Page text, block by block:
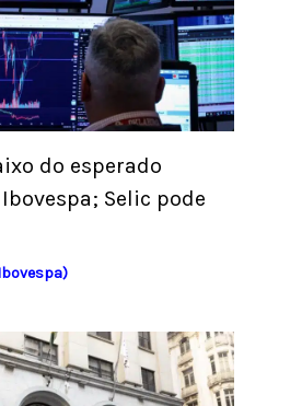
do esperado
Selic pode